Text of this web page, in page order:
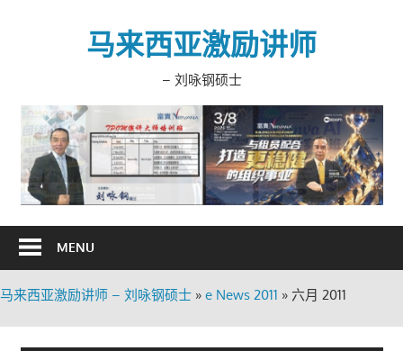
马来西亚激励讲师
– 刘咏钢硕士
MENU
马来西亚激励讲师 – 刘咏钢硕士 » e News 2011 » 六月 2011